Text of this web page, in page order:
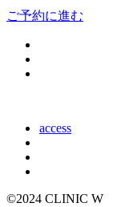
ご予約に進む
access
©2024 CLINIC W